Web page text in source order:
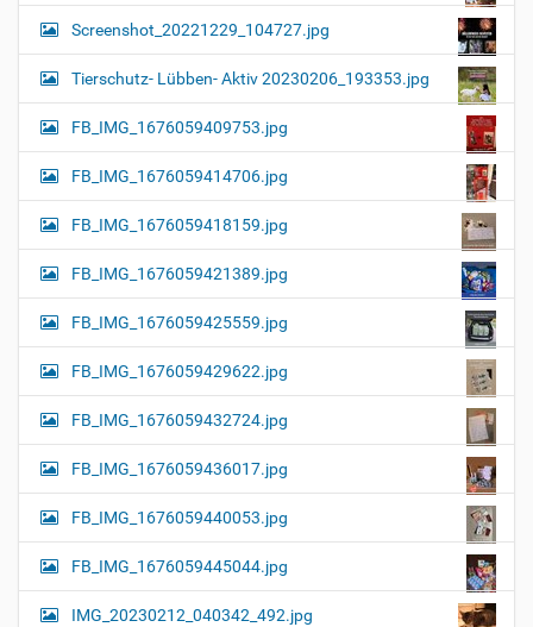
Screenshot_20221229_104727.jpg
Tierschutz- Lübben- Aktiv 20230206_193353.jpg
FB_IMG_1676059409753.jpg
FB_IMG_1676059414706.jpg
FB_IMG_1676059418159.jpg
FB_IMG_1676059421389.jpg
FB_IMG_1676059425559.jpg
FB_IMG_1676059429622.jpg
FB_IMG_1676059432724.jpg
FB_IMG_1676059436017.jpg
FB_IMG_1676059440053.jpg
FB_IMG_1676059445044.jpg
IMG_20230212_040342_492.jpg